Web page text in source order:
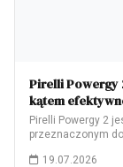
Pirelli Powergy
kątem
Pirelli Powergy 2
przeznaczonym
19.07.2026